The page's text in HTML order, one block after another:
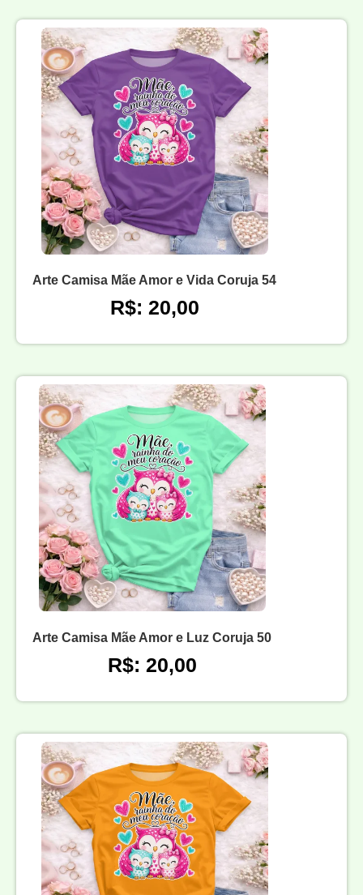
Arte Camisa Mãe Amor e Vida Coruja 54
R$: 20,00
Arte Camisa Mãe Amor e Luz Coruja 50
R$: 20,00